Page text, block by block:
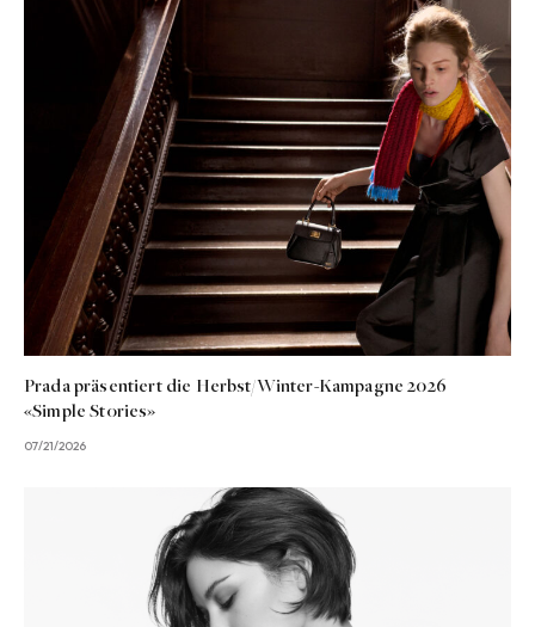
Prada präsentiert die Herbst/Winter-Kampagne 2026
«Simple Stories»
07/21/2026